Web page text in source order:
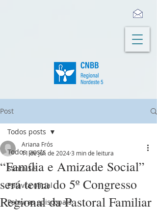
Post
Todos posts
Santa Sé
Palavra oficial
Palavras episcopais
Todos posts
“Família e Amizade Social”
será tema do 5º Congresso
Regional da Pastoral Familiar
Ariana Frós
11 de jul. de 20243 min de leitura